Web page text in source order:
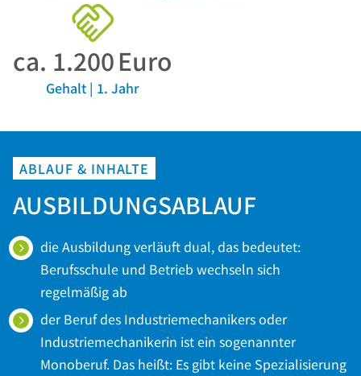
ca. 1.200Euro
Gehalt | 1. Jahr
ABLAUF & INHALTE
AUSBILDUNGSABLAUF
die Ausbildung verläuft dual, das bedeutet:
Berufsschule und Betrieb wechseln sich
regelmäßig ab
der Beruf des Industriemechanikers oder
Industriemechanikerin ist ein sogenannter
Monoberuf. Das heißt: Es gibt keine Spezialisierung